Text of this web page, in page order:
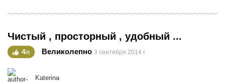
Чистый , просторный , удобный ...
4/5 Великолепно 3 сентября 2014 г.
Katerina